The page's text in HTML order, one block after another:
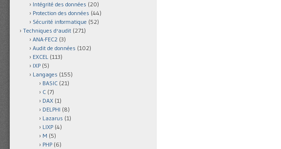
Intégrité des données (20)
Protection des données (44)
Sécurité informatique (52)
Techniques d'audit (271)
ANA-FEC2 (3)
Audit de données (102)
EXCEL (113)
IXP (5)
Langages (155)
BASIC (21)
C (7)
DAX (1)
DELPHI (8)
Lazarus (1)
LIXP (4)
M (5)
PHP (6)